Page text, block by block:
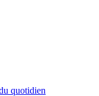
quotidien